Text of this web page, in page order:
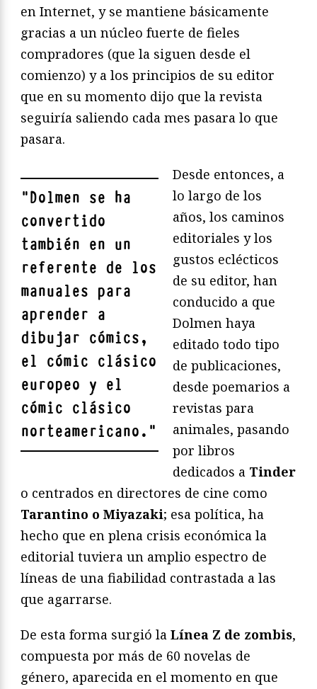
en Internet, y se mantiene básicamente
gracias a un núcleo fuerte de fieles
compradores (que la siguen desde el
comienzo) y a los principios de su editor
que en su momento dijo que la revista
seguiría saliendo cada mes pasara lo que
pasara.
"Dolmen se ha
convertido
también en un
referente de los
manuales para
aprender a
dibujar cómics,
el cómic clásico
europeo y el
cómic clásico
norteamericano. "
Desde entonces, a
lo largo de los
años, los caminos
editoriales y los
gustos eclécticos
de su editor, han
conducido a que
Dolmen haya
editado todo tipo
de publicaciones,
desde poemarios a
revistas para
animales, pasando
por libros
dedicados a Tinder
o centrados en directores de cine como
Tarantino o Miyazaki; esa política, ha
hecho que en plena crisis económica la
editorial tuviera un amplio espectro de
líneas de una fiabilidad contrastada a las
que agarrarse.
De esta forma surgió la Línea Z de zombis,
compuesta por más de 60 novelas de
género, aparecida en el momento en que